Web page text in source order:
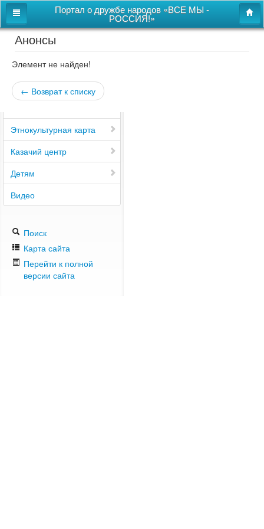
Портал о дружбе народов «ВСЕ МЫ -
РОССИЯ!»
Главная
Дом дружбы народов
Новости
Этнокультурная карта
Казачий центр
Детям
Видео
Поиск
Карта сайта
Перейти к полной
версии сайта
Анонсы
Элемент не найден!
← Возврат к списку